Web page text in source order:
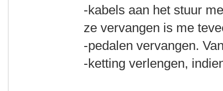
-kabels aan het stuur
ze vervangen is me
-pedalen vervangen.
-ketting verlengen,